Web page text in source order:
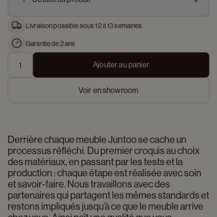
Livraison possible sous 12 à 13 semaines
Garantie de 2 ans
Ajouter au panier
Voir en showroom
Derrière chaque meuble Juntoo se cache un
processus réfléchi. Du premier croquis au choix
des matériaux, en passant par les tests et la
production : chaque étape est réalisée avec soin
et savoir-faire. Nous travaillons avec des
partenaires qui partagent les mêmes standards et
restons impliqués jusqu’à ce que le meuble arrive